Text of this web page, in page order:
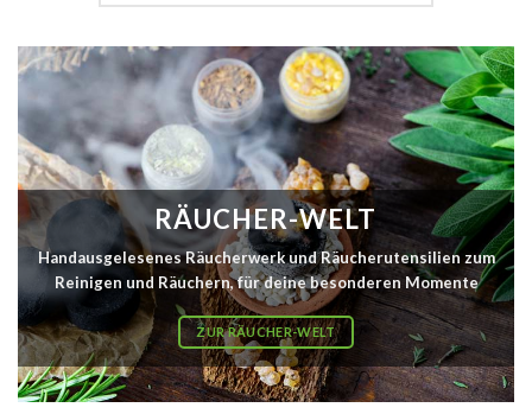
RÄUCHER-WELT
Handausgelesenes Räucherwerk und Räucherutensilien zum
Reinigen und Räuchern, für deine besonderen Momente
ZUR RÄUCHER-WELT